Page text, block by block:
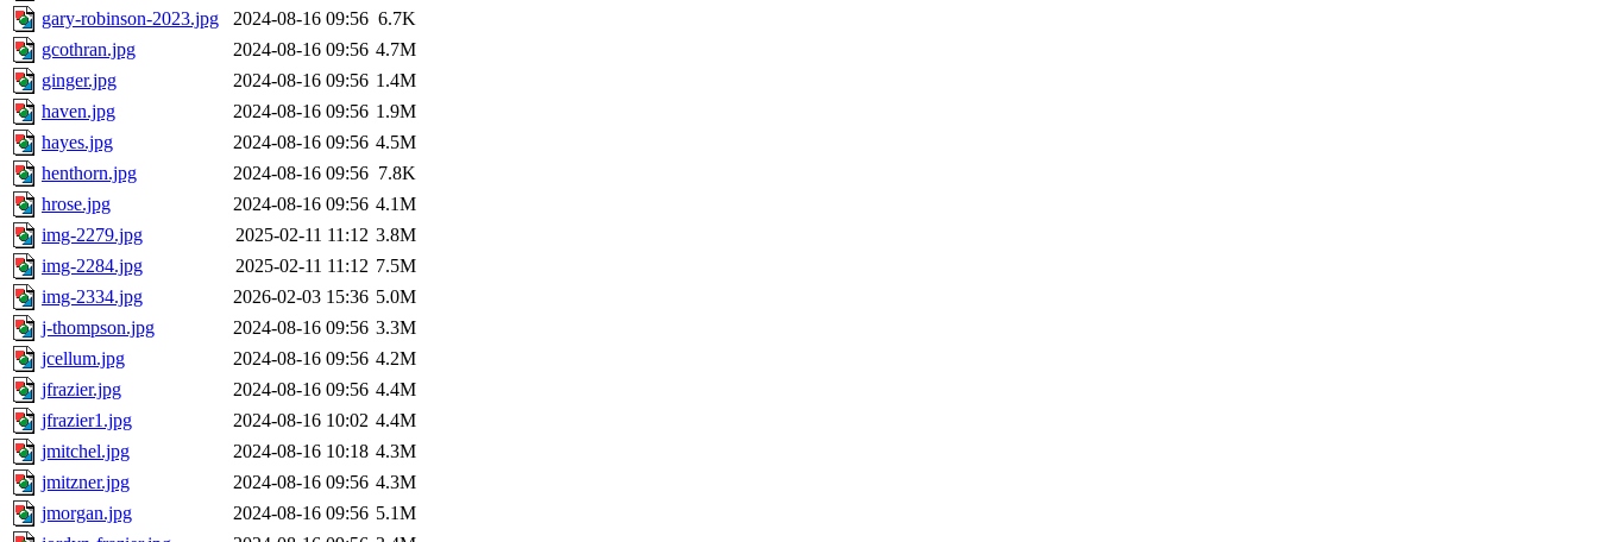
gary-robinson-2023.jpg
2024-08-16 09:56 6.7K
gcothran.jpg
2024-08-16 09:56 4.7M
ginger.jpg
2024-08-16 09:56 1.4M
haven.jpg
2024-08-16 09:56 1.9M
hayes.jpg
2024-08-16 09:56 4.5M
henthorn.jpg
2024-08-16 09:56 7.8K
hrose.jpg
2024-08-16 09:56 4.1M
img-2279.jpg
2025-02-11 11:12 3.8M
img-2284.jpg
2025-02-11 11:12 7.5M
img-2334.jpg
2026-02-03 15:36 5.0M
j-thompson.jpg
2024-08-16 09:56 3.3M
jcellum.jpg
2024-08-16 09:56 4.2M
jfrazier.jpg
2024-08-16 09:56 4.4M
jfrazier1.jpg
2024-08-16 10:02 4.4M
jmitchel.jpg
2024-08-16 10:18 4.3M
jmitzner.jpg
2024-08-16 09:56 4.3M
jmorgan.jpg
2024-08-16 09:56 5.1M